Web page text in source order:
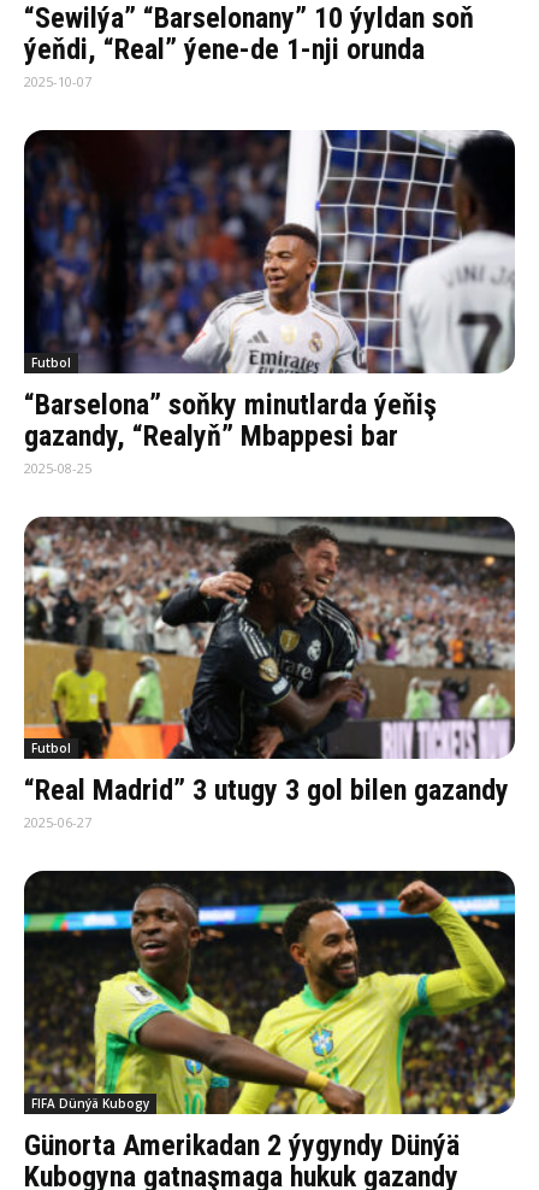
“Sewilýa” “Barselonany” 10 ýyldan soň
ýeňdi, “Real” ýene-de 1-nji orunda
2025-10-07
Futbol
“Barselona” soňky minutlarda ýeňiş
gazandy, “Realyň” Mbappesi bar
2025-08-25
Futbol
“Real Madrid” 3 utugy 3 gol bilen gazandy
2025-06-27
FIFA Dünýä Kubogy
Günorta Amerikadan 2 ýygyndy Dünýä
Kubogyna gatnaşmaga hukuk gazandy